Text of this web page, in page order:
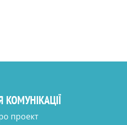
КОМУНІКАЦІЇ
проект